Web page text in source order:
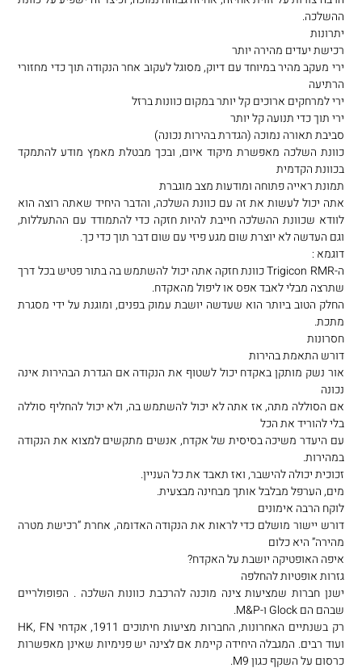
ההשלכה.
יתרונות
רכישת יעדים מהירה יותר
ירי מעקב מהיר במיוחד עם דיוק, מסוגל לעקוב אחר הנקודה תוך כדי מחזורי
הרתיעה
ירי למרחקים ארוכים קל יותר במקום כוונות ברזל
ירי תוך כדי תנועה קל יותר
סביבת תאורה נמוכה (הגדרת בהירות נכונה)
כוונת השלכה מאפשרת מיקוד איום, ובכך מבטלת מאמץ מודע להתמקד
בכוונת הקדמית
תמונת ראייה פתוחה ומודעות מצב מוגברת
אתה יכול לעשות את זה עם כוונת השלכה, והדבר היחיד שאתה רוצה הוא
לוודא שכוונת ההשלכה חייבת להיות חזקה כדי להתמודד עם ההתעללות,
וגם העדשה לא יוצרת שום מגע פיזי עם שום דבר תוך כדי כך.
דוגמא :
ה-Trigicon RMR כוונת חזקה אתה יכול להשתמש בה בתור פטיש בכל דרך
שתרצה מבלי לאבד אפס או ליפול מהאקדח.
החלק הטוב ביותר הוא שעדשה יושבת עמוק בפנים, ומוגנת על ידי מסגרת
מתכת.
חסרונות
דורש התאמת בהירות
אור נשק מותקן באקדח יכול לשטוף את הנקודה אם הגדרת הבהירות אינה
נכונה
אם הסוללה מתה, אז אתה לא יכול להשתמש בה, ולא יכול להחליף סוללה
בלי להוריד את הכל
עם היעדר משיכה בסיסית של אקדח, אנשים מתקשים למצוא את הנקודה
במהירות.
זכוכית יכולה להישבר, ואז תאבד את כל העניין.
מים, הערפל מבלבל אותך מבחינה מבצעית.
לוקח הרבה אימונים
דורש יישור מושלם כדי לראות את הנקודה האדומה, אחרת “רכישת מטרה
מהירה” היא כלום
איפה האופטיקה יושבת על האקדח?
גזרות אופטיות להחלפה
ישנן חברות שמציעות צינה מוכנה להרכבת כוונות השלכה . הפופולריים
שבהם הם Glock ו-M&P.
רק בשנתיים האחרונות, החברות מציעות חיתוכים 1911, אקדחי HK, FN
ועוד רבים. המגבלה היחידה קיימת אם לצינה יש פנימיות שאינן מאפשרות
כרסום על השקף כגון M9.